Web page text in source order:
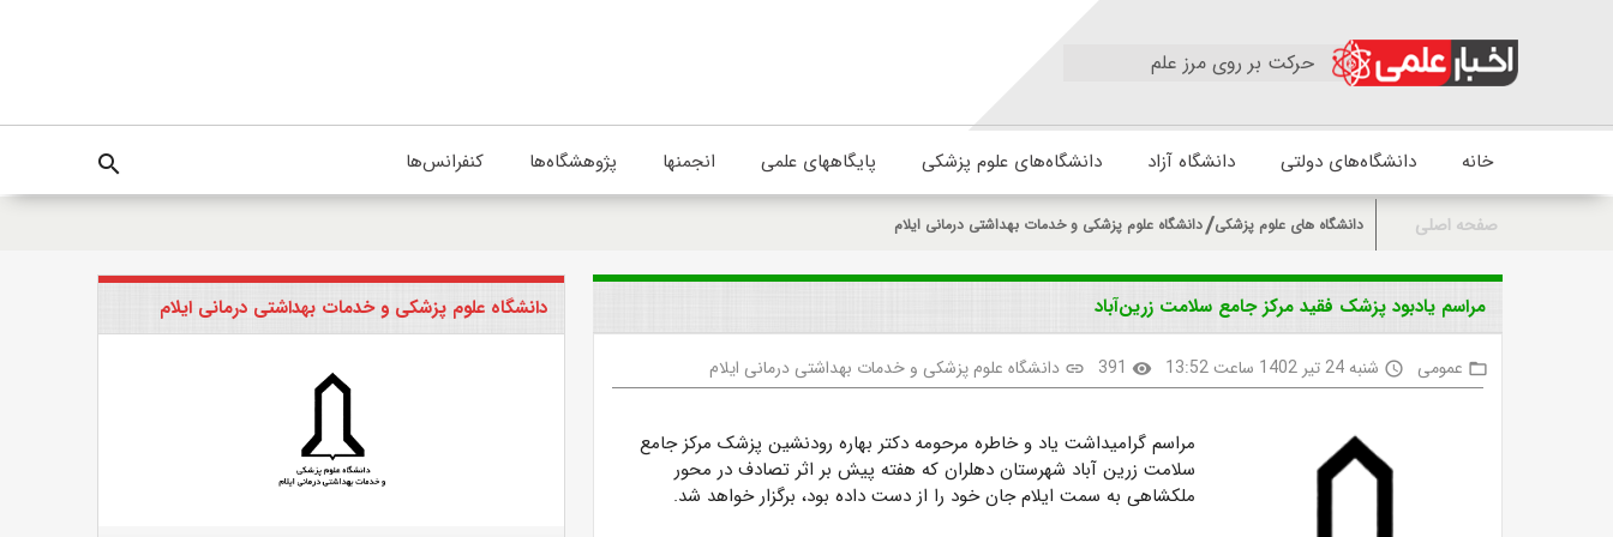
حرکت بر روی مرز علم
خانه دانشگاه‌های دولتی دانشگاه آزاد دانشگاه‌های علوم پزشکی پایگاههای علمی انجمنها پژوهشگاه‌ها کنفرانس‌ها search
صفحه اصلی دانشگاه های علوم پزشکی دانشگاه علوم پزشکی و خدمات بهداشتی درمانی ایلام
مراسم یادبود پزشک فقید مرکز جامع سلامت زرین‌آباد
folder_open عمومی access_time شنبه 24 تیر 1402 ساعت 13:52 visibility
391
link دانشگاه علوم پزشکی و خدمات بهداشتی درمانی ایلام
مراسم گرامیداشت یاد و خاطره مرحومه دکتر بهاره رودنشین پزشک مرکز جامع
سلامت زرین آباد شهرستان دهلران که هفته پیش بر اثر تصادف در محور
ملکشاهی به سمت ایلام جان خود را از دست داده بود، برگزار خواهد شد.
دانشگاه علوم پزشکی و خدمات بهداشتی درمانی ایلام